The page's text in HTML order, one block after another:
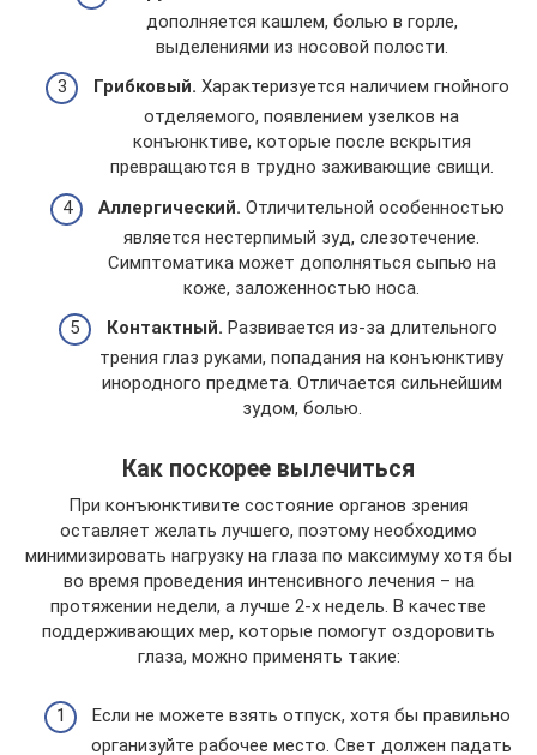
дополняется кашлем, болью в горле,
выделениями из носовой полости.
Грибковый. Характеризуется наличием гнойного
отделяемого, появлением узелков на
конъюнктиве, которые после вскрытия
превращаются в трудно заживающие свищи.
Аллергический. Отличительной особенностью
является нестерпимый зуд, слезотечение.
Симптоматика может дополняться сыпью на
коже, заложенностью носа.
Контактный. Развивается из-за длительного
трения глаз руками, попадания на конъюнктиву
инородного предмета. Отличается сильнейшим
зудом, болью.
Как поскорее вылечиться
При конъюнктивите состояние органов зрения
оставляет желать лучшего, поэтому необходимо
минимизировать нагрузку на глаза по максимуму хотя бы
во время проведения интенсивного лечения – на
протяжении недели, а лучше 2-х недель. В качестве
поддерживающих мер, которые помогут оздоровить
глаза, можно применять такие:
Если не можете взять отпуск, хотя бы правильно
организуйте рабочее место. Свет должен падать